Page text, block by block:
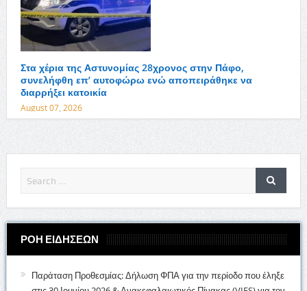
Στα χέρια της Αστυνομίας 28χρονος στην Πάφο,
συνελήφθη επ’ αυτοφώρω ενώ αποπειράθηκε να
διαρρήξει κατοικία
August 07, 2026
ΡΟΗ ΕΙΔΗΣΕΩΝ
Παράταση Προθεσμίας: Δήλωση ΦΠΑ για την περίοδο που έληξε